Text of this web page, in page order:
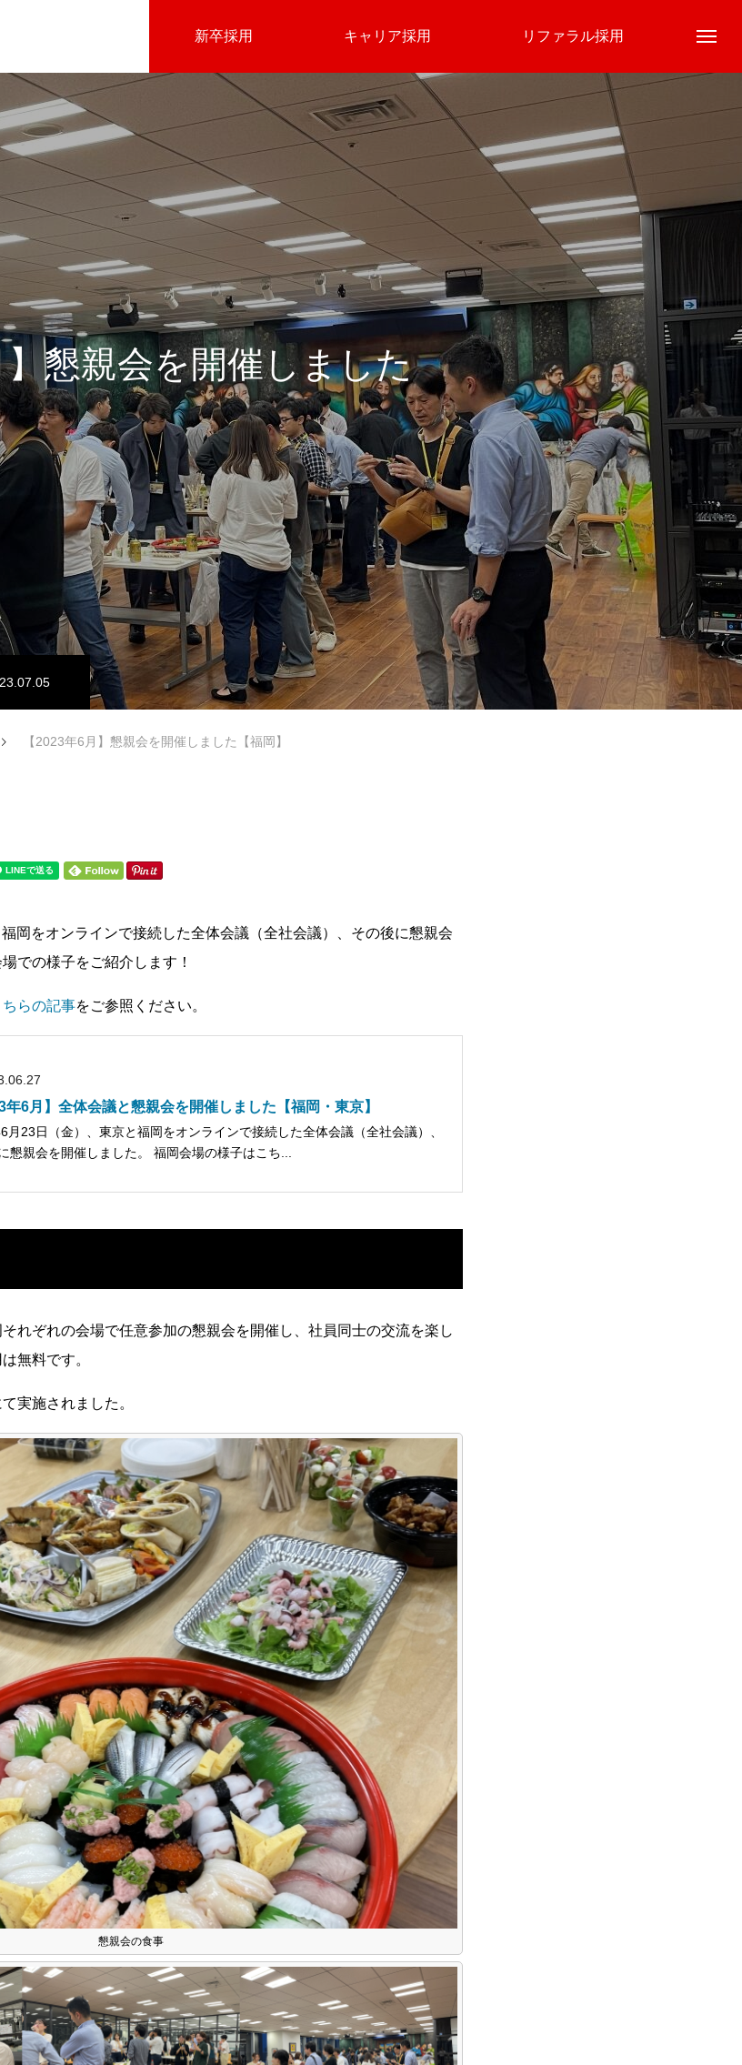
新卒採用 キャリア採用 リファラル採用
About
会社沿革 会社概要
Business
ITアウトソーシング事業 IT人材育成事業
Works
社内システム
ユニーク制度
キャリア採用エントリー
務 待遇 ブログ
インタビュー
リンク サイトマップ
懇親会を開催しました
【2023年6月】懇親会を開催しました【福岡】
岡をオンラインで接続した全体会議（全社会議）、その後に懇親会
での様子をご紹介します！
らの記事をご参照ください。
年6月】全体会議と懇親会を開催しました【福岡・東京】
月23日（金）、東京と福岡をオンラインで接続した全体会議（全社会議）、
その後に懇親会を開催しました。 福岡会場の様子はこち...
れぞれの会場で任意参加の懇親会を開催し、社員同士の交流を楽し
無料です。
て実施されました。
懇親会の食事